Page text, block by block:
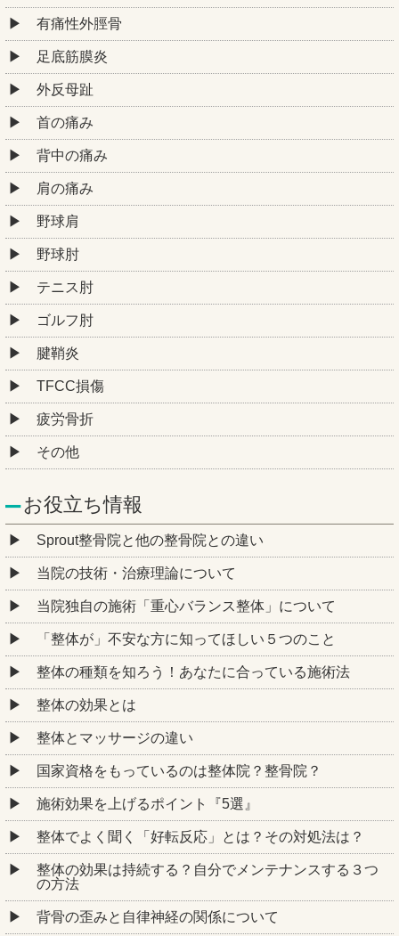
有痛性外脛骨
足底筋膜炎
外反母趾
首の痛み
背中の痛み
肩の痛み
野球肩
野球肘
テニス肘
ゴルフ肘
腱鞘炎
TFCC損傷
疲労骨折
その他
お役立ち情報
Sprout整骨院と他の整骨院との違い
当院の技術・治療理論について
当院独自の施術「重心バランス整体」について
「整体が」不安な方に知ってほしい５つのこと
整体の種類を知ろう！あなたに合っている施術法
整体の効果とは
整体とマッサージの違い
国家資格をもっているのは整体院？整骨院？
施術効果を上げるポイント『5選』
整体でよく聞く「好転反応」とは？その対処法は？
整体の効果は持続する？自分でメンテナンスする３つ
の方法
背骨の歪みと自律神経の関係について